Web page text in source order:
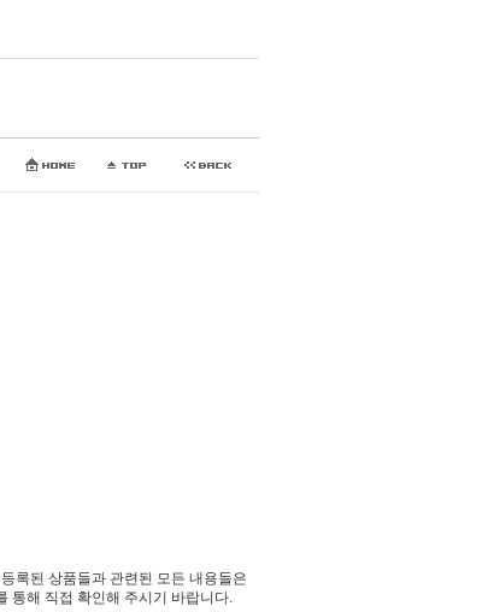
록된 상품들과 관련된 모든 내용들은
통해 직접 확인해 주시기 바랍니다.​